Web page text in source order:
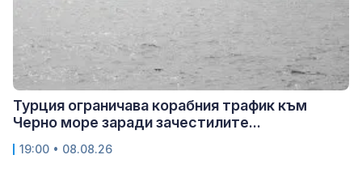
Турция ограничава корабния трафик към
Черно море заради зачестилите...
19:00 • 08.08.26